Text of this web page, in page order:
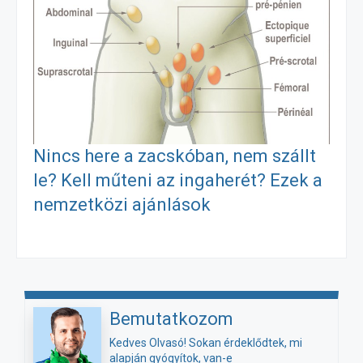
Nincs here a zacskóban, nem szállt
le? Kell műteni az ingaherét? Ezek a
nemzetközi ajánlások
Bemutatkozom
Kedves Olvasó! Sokan érdeklődtek, mi
alapján gyógyítok, van-e